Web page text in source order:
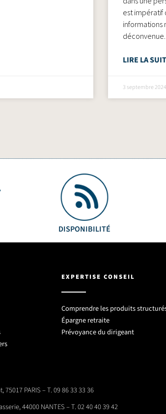
est impératif
informations
déconvenue.
LIRE LA
3 septembre 2024
DISPONIBILITÉ
EXPERTISE CONSEIL
Comprendre les produits
Épargne retraite
Prévoyance du dirigeant
75017 PARIS – T. 09 86 33 33 36
44000 NANTES – T. 02 40 40 39 42